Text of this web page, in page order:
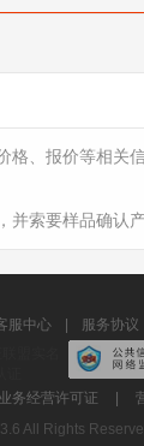
格、报价等相
索要样品确认
服中心 服务协议
务经营许可证
All Rights